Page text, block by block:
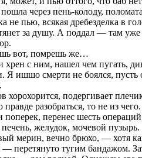
через пень-колоду,
не пью, всякая дребезделка в
за душу. А поддал — там уже
вот, помрешь же…
с ним, нашел чем пугать,
Я ишшо смерти не боялся, пусть
хорохорится, подергивает
правде разобраться, то не из
поперек, перенес шесть
желудок, мочевой
мерин, вечно брюхо, — хотя
перетянуто тугим бандажом.